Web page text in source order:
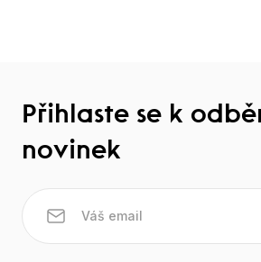
Přihlaste se k
novinek